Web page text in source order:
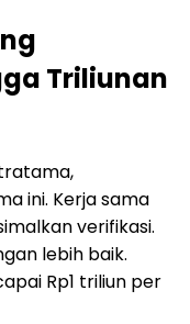
Triliunan
ini. Kerja sama
verifikasi.
lebih baik.
Rp1 triliun per